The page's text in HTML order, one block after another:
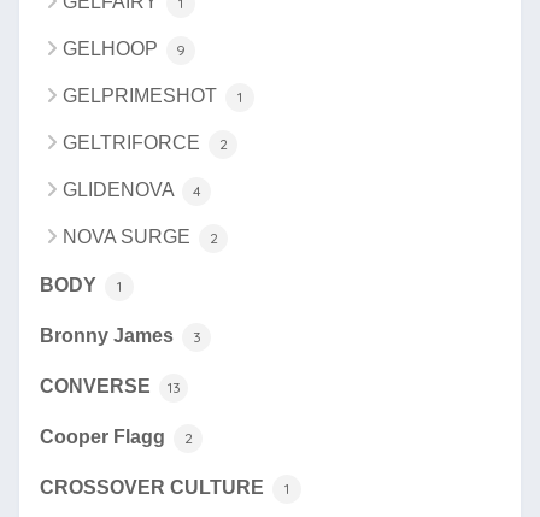
GELHOOP 9
GELPRIMESHOT 1
GELTRIFORCE 2
GLIDENOVA 4
NOVA SURGE 2
BODY 1
Bronny James 3
CONVERSE 13
Cooper Flagg 2
CROSSOVER CULTURE 1